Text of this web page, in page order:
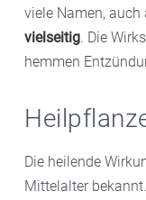
viele Namen,
vielseitig. Die
hemmen
Die heilende
Mittelalter